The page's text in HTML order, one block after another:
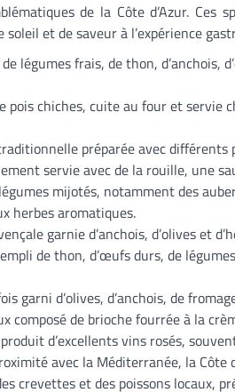
de la Côte d’Azur.
et de saveur à l’expérience
légumes frais, de thon, d’anchois,
pois chiches, cuite au four et servie
préparée avec
servie avec de la rouille, une
mijotés, notamment des
herbes aromatiques.
garnie d’anchois, d’olives et
de thon, d’œufs durs, de
garni d’olives, d’anchois, de
composé de brioche fourrée à la
produit d’excellents vins rosés,
avec la Méditerranée, la
crevettes et des poissons locaux,